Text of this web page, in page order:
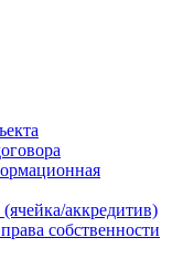
аккредитив)
собственности